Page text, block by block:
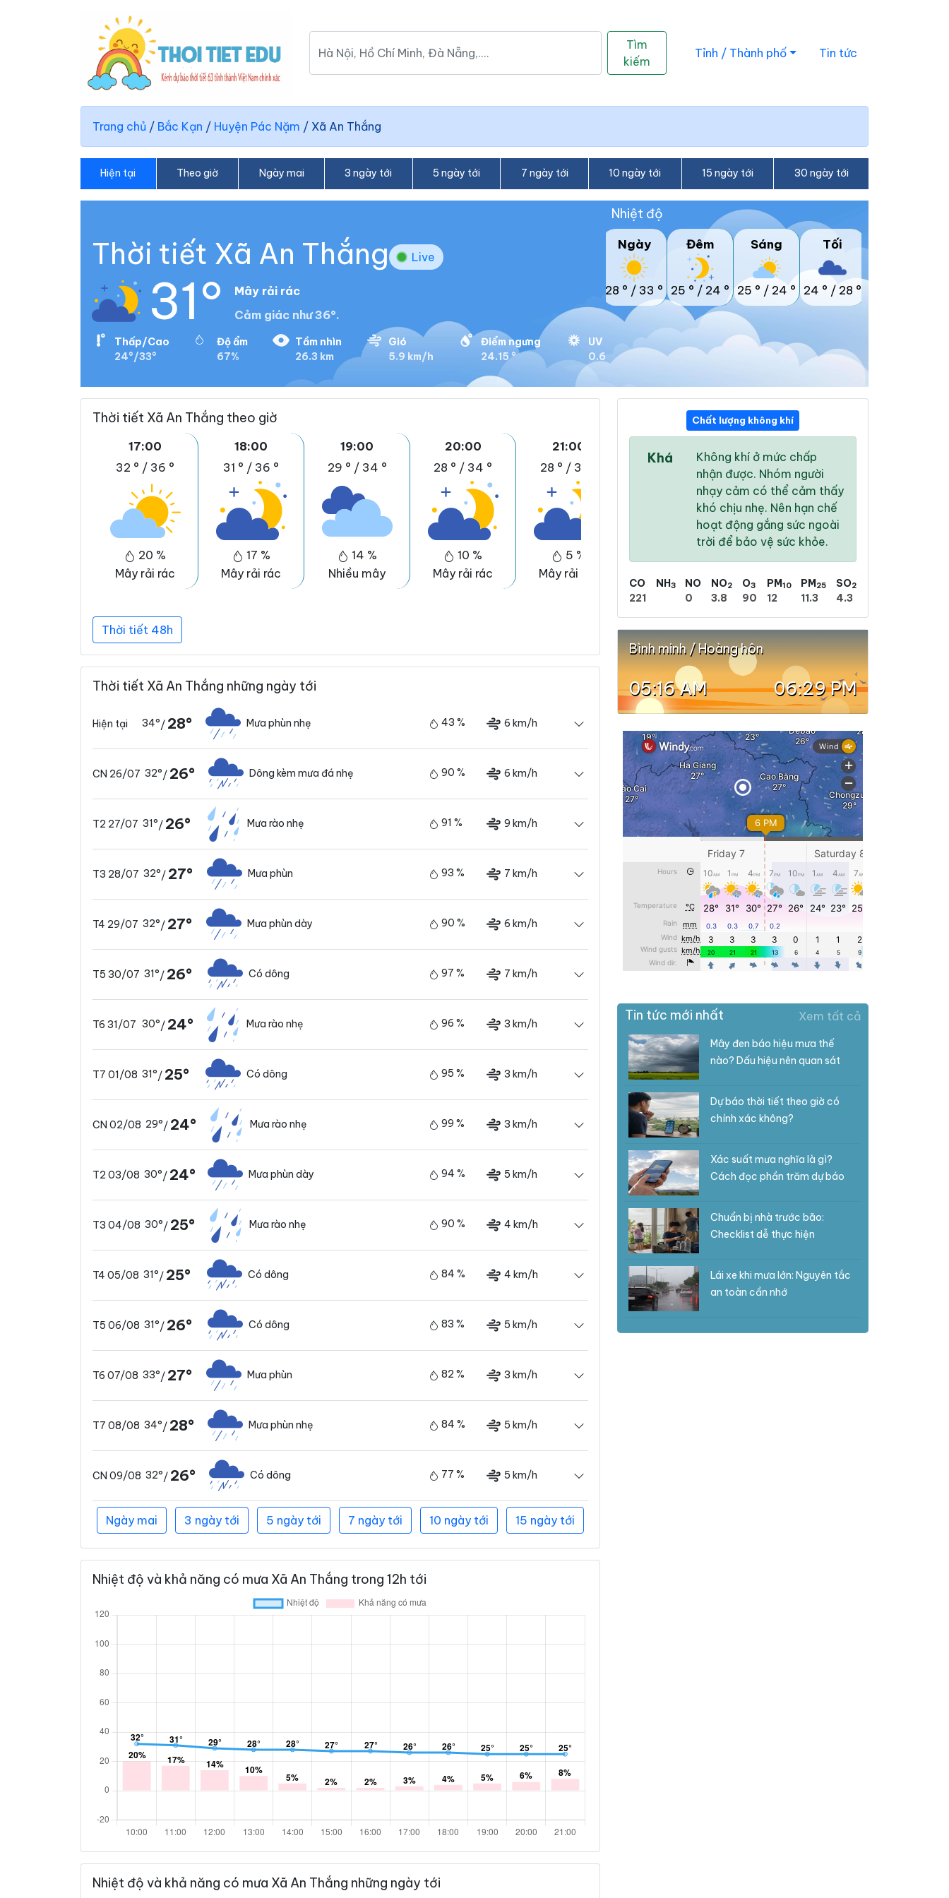
Tìm
kiếm
Tỉnh / Thành phố Tin tức
Trang chủ / Bắc Kạn / Huyện Pác Nặm / Xã An Thắng
Hiện tại Theo giờ Ngày mai 3 ngày tới 5 ngày tới 7 ngày tới 10 ngày tới 15 ngày tới 30 ngày tới
Thời tiết Xã An Thắng Live
31°
Mây rải rác
Cảm giác như 36°.
Thấp/Cao
24°/33°
Độ ẩm
67%
Tầm nhìn
26.3 km
Gió
5.9 km/h
Điểm ngưng
24.15 °
UV
0.6
Nhiệt độ
Ngày
28 ° / 33 °
Đêm
25 ° / 24 °
Sáng
25 ° / 24 °
Tối
24 ° / 28 °
Thời tiết Xã An Thắng theo giờ
17:00
32 ° / 36 °
20 %
Mây rải rác
18:00
31 ° / 36 °
17 %
Mây rải rác
19:00
29 ° / 34 °
14 %
Nhiều mây
20:00
28 ° / 34 °
10 %
Mây rải rác
21:00
28 ° / 33 °
5 %
Mây rải rác
27 °/ 33 °
27 ° /
Thời tiết 48h
Thời tiết Xã An Thắng những ngày tới
Hiện tại 34°/ 28° Mưa phùn nhẹ 43 % 6 km/h
CN 26/07 32°/ 26° Dông kèm mưa đá nhẹ 90 % 6 km/h
T2 27/07 31°/ 26° Mưa rào nhẹ 91 % 9 km/h
T3 28/07 32°/ 27° Mưa phùn 93 % 7 km/h
T4 29/07 32°/ 27° Mưa phùn dày 90 % 6 km/h
T5 30/07 31°/ 26° Có dông 97 % 7 km/h
T6 31/07 30°/ 24° Mưa rào nhẹ 96 % 3 km/h
T7 01/08 31°/ 25° Có dông 95 % 3 km/h
CN 02/08 29°/ 24° Mưa rào nhẹ 99 % 3 km/h
T2 03/08 30°/ 24° Mưa phùn dày 94 % 5 km/h
T3 04/08 30°/ 25° Mưa rào nhẹ 90 % 4 km/h
T4 05/08 31°/ 25° Có dông 84 % 4 km/h
T5 06/08 31°/ 26° Có dông 83 % 5 km/h
T6 07/08 33°/ 27° Mưa phùn 82 % 3 km/h
T7 08/08 34°/ 28° Mưa phùn nhẹ 84 % 5 km/h
CN 09/08 32°/ 26° Có dông 77 % 5 km/h
Ngày mai 3 ngày tới 5 ngày tới 7 ngày tới 10 ngày tới 15 ngày tới
Nhiệt độ và khả năng có mưa Xã An Thắng trong 12h tới
Nhiệt độ và khả năng có mưa Xã An Thắng những ngày tới
Chất lượng không khí
Khá
Không khí ở mức chấp
nhận được. Nhóm người
nhạy cảm có thể cảm thấy
khó chịu nhẹ. Nên hạn chế
hoạt động gắng sức ngoài
trời để bảo vệ sức khỏe.
CO
221
NH3
NO
0
NO2
3.8
O3
90
PM10
12
PM25
11.3
SO2
4.3
Bình minh / Hoàng hôn
05:16 AM 06:29 PM
Tin tức mới nhất Xem tất cả
Mây đen báo hiệu mưa thế
nào? Dấu hiệu nên quan sát
Dự báo thời tiết theo giờ có
chính xác không?
Xác suất mưa nghĩa là gì?
Cách đọc phần trăm dự báo
Chuẩn bị nhà trước bão:
Checklist dễ thực hiện
Lái xe khi mưa lớn: Nguyên tắc
an toàn cần nhớ